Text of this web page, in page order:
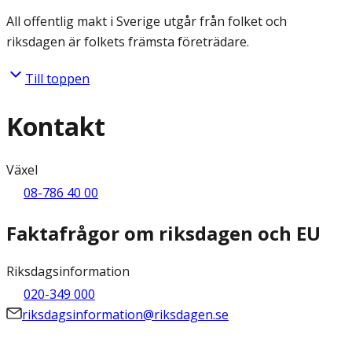
All offentlig makt i Sverige utgår från folket och
riksdagen är folkets främsta företrädare.
Till toppen
Kontakt
Växel
08-786 40 00
Faktafrågor om riksdagen och EU
Riksdagsinformation
020-349 000
riksdagsinformation@riksdagen.se